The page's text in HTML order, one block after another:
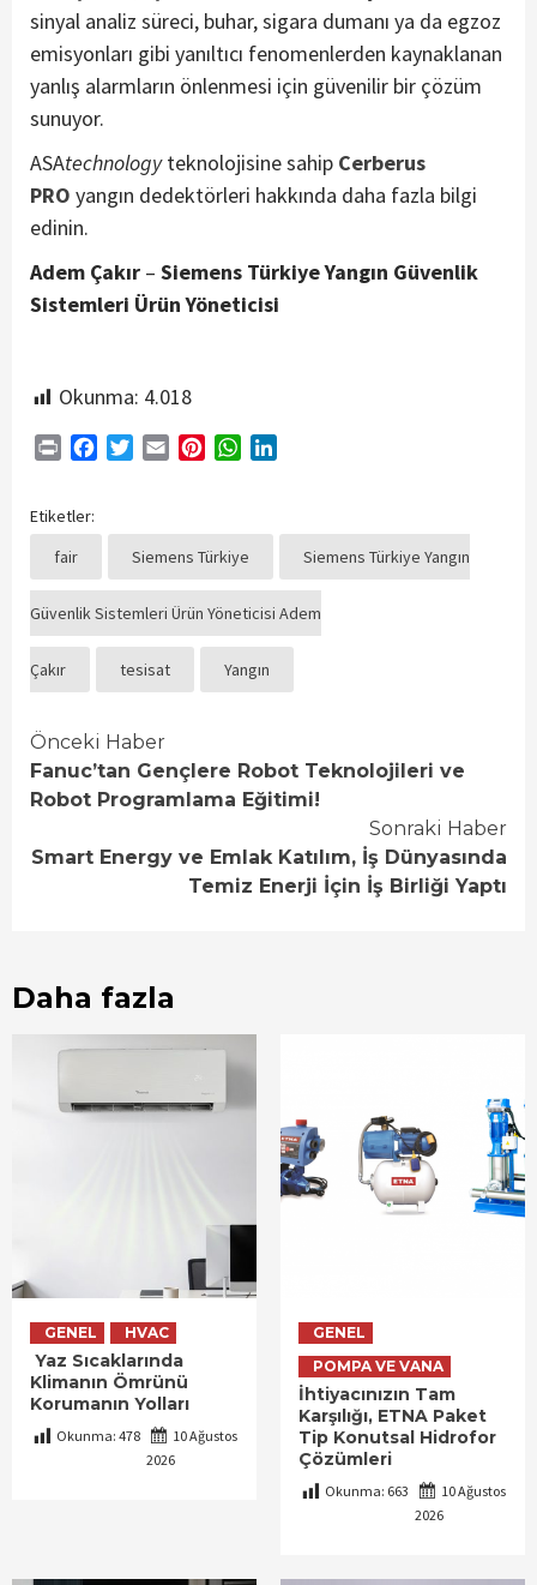
sinyal analiz süreci, buhar, sigara dumanı ya da egzoz
emisyonları gibi yanıltıcı fenomenlerden kaynaklanan
yanlış alarmların önlenmesi için güvenilir bir çözüm
sunuyor.
ASAtechnologyteknolojisine sahip Cerberus
PRO yangın dedektörleri hakkında daha fazla bilgi
edinin.
Adem Çakır – Siemens Türkiye Yangın Güvenlik
Sistemleri Ürün Yöneticisi
Okunma: 4.018
Print FacebookTwitterEmail PinterestWhatsApp
Etiketler:
fair
Siemens Türkiye Siemens Türkiye Yangın
Güvenlik Sistemleri Ürün Yöneticisi Adem
Çakır tesisat Yangın
Continue
Reading
Önceki Haber
Fanuc’tan Gençlere Robot Teknolojileri ve
Robot Programlama Eğitimi!
Sonraki Haber
Smart Energy ve Emlak Katılım, İş Dünyasında
Temiz Enerji İçin İş Birliği Yaptı
Daha fazla
GENEL HVAC
Yaz Sıcaklarında
Klimanın Ömrünü
Korumanın Yolları
Okunma: 478
10 Ağustos
2026
GENEL
POMPA VE VANA
İhtiyacınızın Tam
Karşılığı, ETNA Paket
Tip Konutsal Hidrofor
Çözümleri
Okunma: 663
10 Ağustos
2026